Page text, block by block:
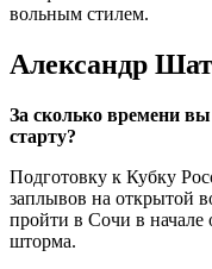
вольным стилем.
Александр
За сколько времени
старту?
Подготовку к Кубку
заплывов на открытой
пройти в Сочи в начале
шторма.